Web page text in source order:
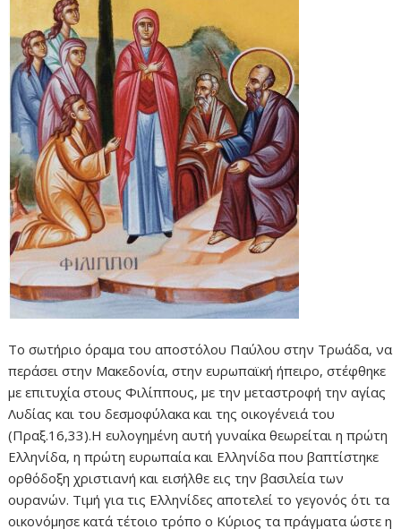
Το σωτήριο όραμα του αποστόλου Παύλου στην Τρωάδα, να
περάσει στην Μακεδονία, στην ευρωπαϊκή ήπειρο, στέφθηκε
με επιτυχία στους Φιλίππους, με την μεταστροφή την αγίας
Λυδίας και του δεσμοφύλακα και της οικογένειά του
(Πραξ.16,33).Η ευλογημένη αυτή γυναίκα θεωρείται η πρώτη
Ελληνίδα, η πρώτη ευρωπαία και Ελληνίδα που βαπτίστηκε
ορθόδοξη χριστιανή και εισήλθε εις την βασιλεία των
ουρανών. Τιμή για τις Ελληνίδες αποτελεί το γεγονός ότι τα
οικονόμησε κατά τέτοιο τρόπο ο Κύριος τα πράγματα ώστε η